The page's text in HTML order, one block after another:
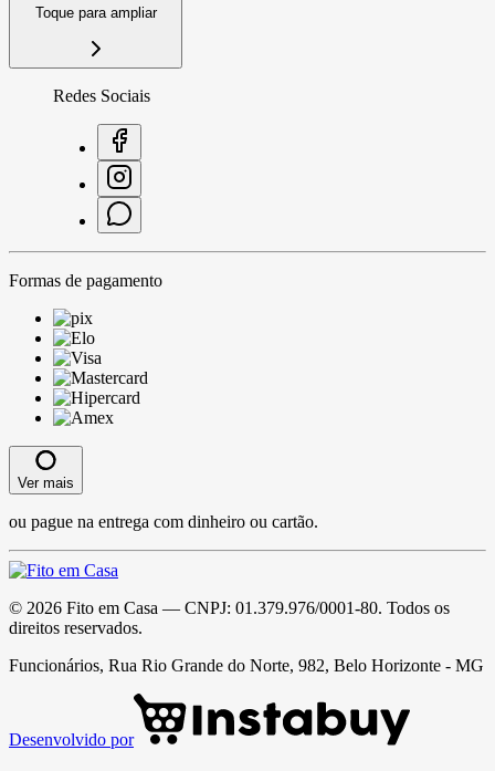
Toque para ampliar
Redes Sociais
Formas de pagamento
Ver mais
ou pague na entrega com dinheiro ou cartão.
© 2026 Fito em Casa — CNPJ: 01.379.976/0001-80. Todos os
direitos reservados.
Funcionários, Rua Rio Grande do Norte, 982, Belo Horizonte - MG
Desenvolvido por